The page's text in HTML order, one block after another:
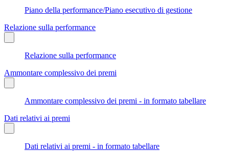
Piano della performance/Piano esecutivo di gestione
Relazione sulla performance
Relazione sulla performance
Ammontare complessivo dei premi
Ammontare complessivo dei premi - in formato tabellare
Dati relativi ai premi
Dati relativi ai premi - in formato tabellare